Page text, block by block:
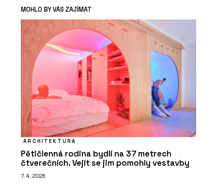
MOHLO BY VÁS ZAJÍMAT
ARCHITEKTURA
Pětičlenná rodina bydlí na 37 metrech
čtverečních. Vejít se jim pomohly vestavby
7. 4. 2026